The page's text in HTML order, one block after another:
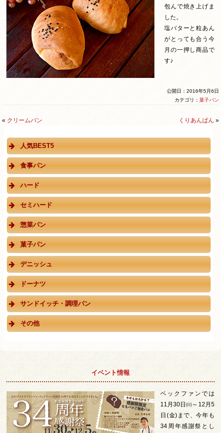
包んで焼き上げま
した。
塩バターと粒あん
がとっても合う今
月の一押し商品で
す♪
公開日：2016年5月6日
カテゴリ： 菓子パン
« クリームパン くりあんぱん »
人気BEST5
食事パン
ハード
セミハード
惣菜パン
菓子パン
デニッシュ
ドーナツ
サンドイッチ・調理パン
その他
イベント情報
ベックファンでは
11月30日㈰～12月5
日(金)まで、今年も
34周年感謝祭とし